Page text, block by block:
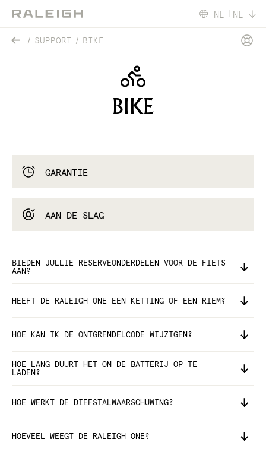
NL NL
SUPPORT BIKE
BIKE
GARANTIE
AAN DE SLAG
BIEDEN JULLIE RESERVEONDERDELEN VOOR DE FIETS
AAN?
HEEFT DE RALEIGH ONE EEN KETTING OF EEN RIEM?
HOE KAN IK DE ONTGRENDELCODE WIJZIGEN?
HOE LANG DUURT HET OM DE BATTERIJ OP TE
LADEN?
HOE WERKT DE DIEFSTALWAARSCHUWING?
HOEVEEL WEEGT DE RALEIGH ONE?